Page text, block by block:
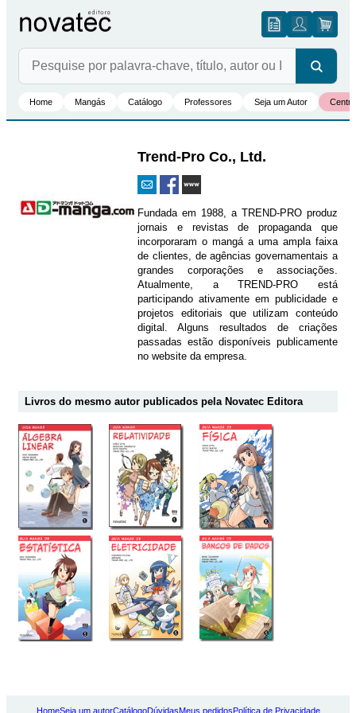
Home Mangás Catálogo Professores Seja um Autor
Trend-Pro Co., Ltd.
Fundada em 1988, a TREND-PRO produz
jornais e revistas de propaganda que
incorporaram o mangá a uma ampla faixa
de clientes, de agências governamentais a
grandes corporações e associações.
Atualmente, a TREND-PRO está
participando ativamente em publicidade e
projetos editoriais que utilizam conteúdo
digital. Alguns resultados de criações
passadas estão disponíveis publicamente
no website da empresa.
Livros do mesmo autor publicados pela Novatec Editora
HomeSeja um autorCatálogoDúvidasMeus pedidosPolítica de Privacidade